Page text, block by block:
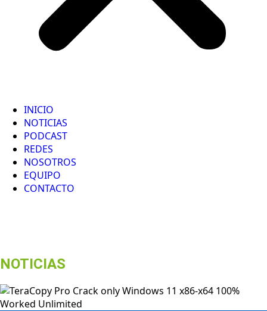
INICIO
NOTICIAS
PODCAST
REDES
NOSOTROS
EQUIPO
CONTACTO
NOTICIAS